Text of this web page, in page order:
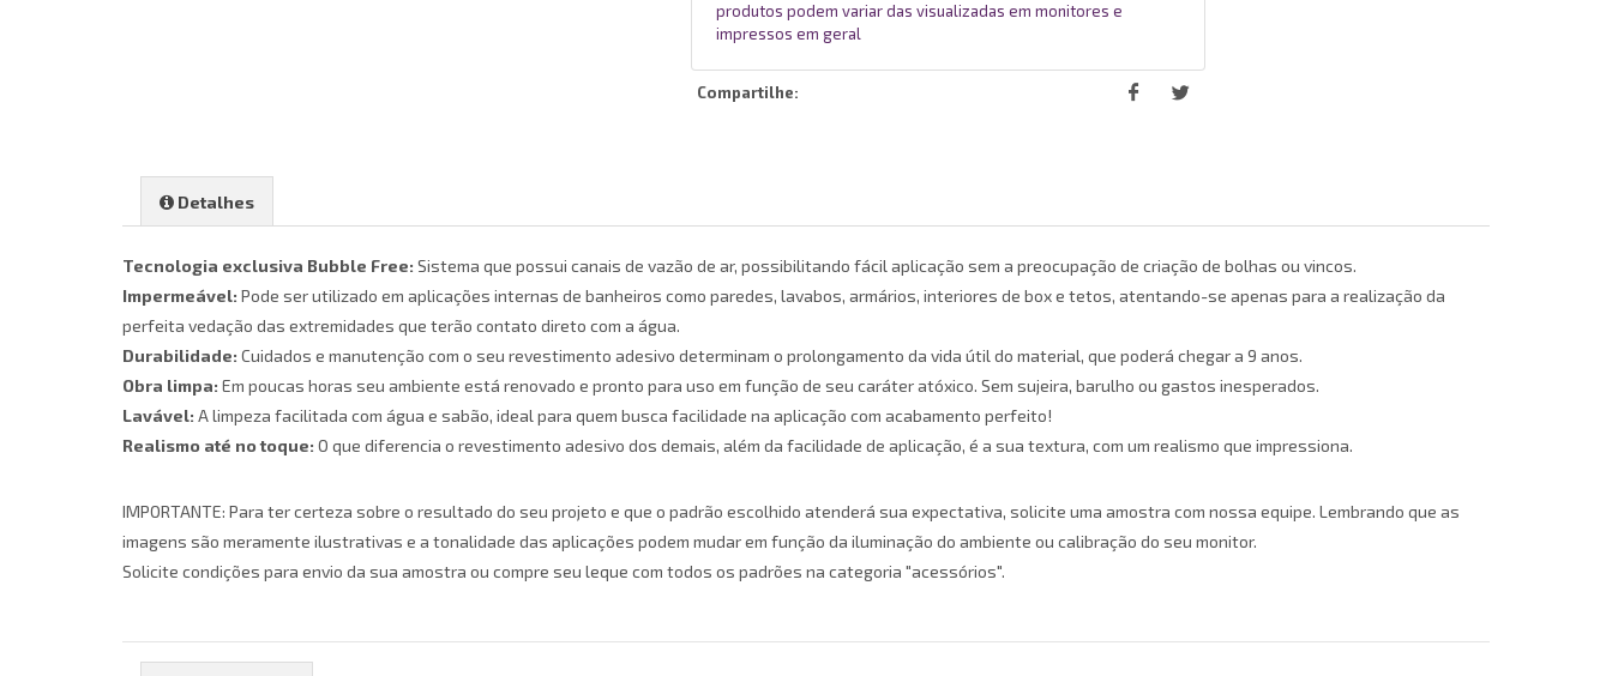
produtos podem variar das visualizadas em monitores e
impressos em geral
Compartilhe:
Detalhes
Tecnologia exclusiva Bubble Free: Sistema que possui canais de vazão de ar, possibilitando fácil aplicação sem a preocupação de criação de bolhas ou vincos.
Impermeável: Pode ser utilizado em aplicações internas de banheiros como paredes, lavabos, armários, interiores de box e tetos, atentando-se apenas para a realização da
perfeita vedação das extremidades que terão contato direto com a água.
Durabilidade: Cuidados e manutenção com o seu revestimento adesivo determinam o prolongamento da vida útil do material, que poderá chegar a 9 anos.
Obra limpa: Em poucas horas seu ambiente está renovado e pronto para uso em função de seu caráter atóxico. Sem sujeira, barulho ou gastos inesperados.
Lavável: A limpeza facilitada com água e sabão, ideal para quem busca facilidade na aplicação com acabamento perfeito!
Realismo até no toque: O que diferencia o revestimento adesivo dos demais, além da facilidade de aplicação, é a sua textura, com um realismo que impressiona.
IMPORTANTE: Para ter certeza sobre o resultado do seu projeto e que o padrão escolhido atenderá sua expectativa, solicite uma amostra com nossa equipe. Lembrando que as
imagens são meramente ilustrativas e a tonalidade das aplicações podem mudar em função da iluminação do ambiente ou calibração do seu monitor.
Solicite condições para envio da sua amostra ou compre seu leque com todos os padrões na categoria "acessórios".